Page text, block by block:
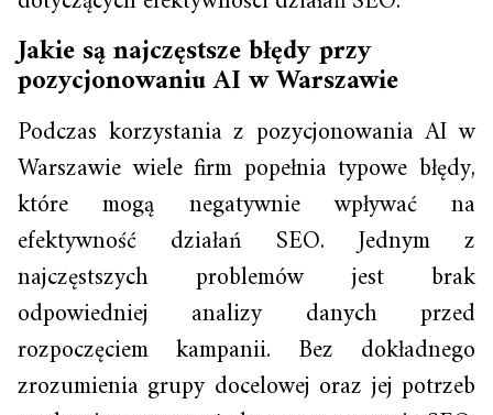
Jakie są najczęstsze błędy przy
pozycjonowaniu AI w Warszawie
Podczas korzystania z pozycjonowania AI w
Warszawie wiele firm popełnia typowe błędy,
które mogą negatywnie wpływać na
efektywność działań SEO. Jednym z
najczęstszych problemów jest brak
odpowiedniej analizy danych przed
rozpoczęciem kampanii. Bez dokładnego
zrozumienia grupy docelowej oraz jej potrzeb